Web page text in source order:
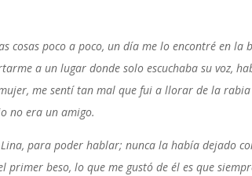
cosas poco a poco, un día me lo encontré en la
a un lugar donde solo escuchaba su voz,
me sentí tan mal que fui a llorar de la
no era un amigo.
para poder hablar; nunca la había dejado
beso, lo que me gustó de él es que